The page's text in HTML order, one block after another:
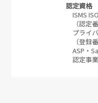
認定資格
ISMS
（認定
プライ
（登録
ASP・
認定事